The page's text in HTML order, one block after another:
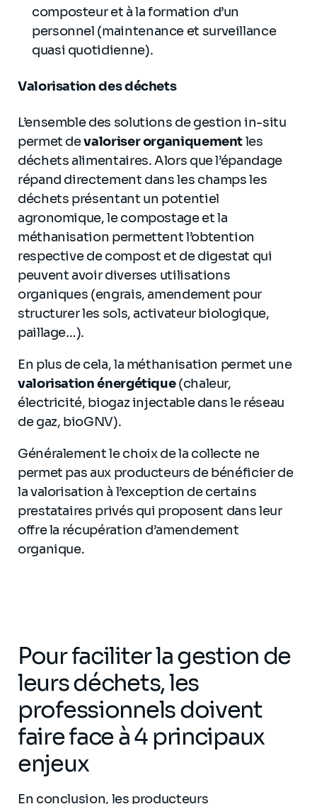
composteur et à la formation d’un
personnel (maintenance et surveillance
quasi quotidienne).
Valorisation des déchets
L’ensemble des solutions de gestion in-situ
permet devaloriser organiquementles
déchets alimentaires. Alors que l’épandage
répand directement dans les champs les
déchets présentant un potentiel
agronomique, le compostage et la
méthanisation permettent l’obtention
respective de compost et de digestat qui
peuvent avoir diverses utilisations
organiques (engrais, amendement pour
structurer les sols, activateur biologique,
paillage…).
En plus de cela, la méthanisation permet une
valorisation énergétique(chaleur,
électricité, biogaz injectable dans le réseau
de gaz, bioGNV).
Généralement le choix de la collecte ne
permet pas aux producteurs de bénéficier de
la valorisation à l’exception de certains
prestataires privés qui proposent dans leur
offre la récupération d’amendement
organique.
Pour faciliter la gestion de
leurs déchets, les
professionnels doivent
faire face à 4 principaux
enjeux
En conclusion, les producteurs